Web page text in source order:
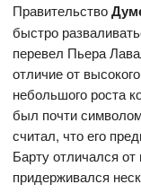
Правительство
быстро
перевел Пьера
отличие от
небольшого роста
был почти
считал, что его
Барту отличался
придерживался